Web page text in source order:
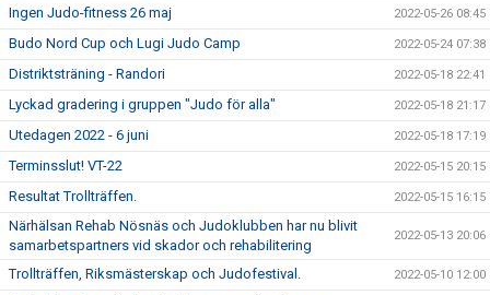
Ingen Judo-fitness 26 maj 2022-05-26 08:45
Budo Nord Cup och Lugi Judo Camp 2022-05-24 07:38
Distriktsträning - Randori 2022-05-18 22:41
Lyckad gradering i gruppen "Judo för alla" 2022-05-18 21:17
Utedagen 2022 - 6 juni 2022-05-18 17:19
Terminsslut! VT-22 2022-05-15 20:15
Resultat Trollträffen. 2022-05-15 16:15
Närhälsan Rehab Nösnäs och Judoklubben har nu blivit
samarbetspartners vid skador och rehabilitering
2022-05-13 20:06
Trollträffen, Riksmästerskap och Judofestival. 2022-05-10 12:00